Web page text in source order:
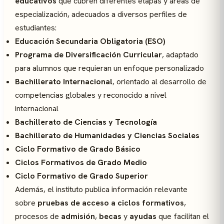
especialización, adecuados a diversos perfiles de
estudiantes:
Educación Secundaria Obligatoria (ESO)
Programa de Diversificación Curricular, adaptado
para alumnos que requieran un enfoque personalizado
Bachillerato Internacional, orientado al desarrollo de
competencias globales y reconocido a nivel
internacional
Bachillerato de Ciencias y Tecnología
Bachillerato de Humanidades y Ciencias Sociales
Ciclo Formativo de Grado Básico
Ciclos Formativos de Grado Medio
Ciclo Formativo de Grado Superior
Además, el instituto publica información relevante
sobre pruebas de acceso a ciclos formativos,
procesos de admisión, becas y ayudas que facilitan el